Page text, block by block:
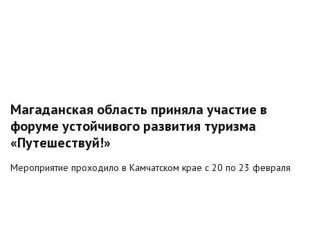
Магаданская область приняла участие в
форуме устойчивого развития туризма
«Путешествуй!»
Мероприятие проходило в Камчатском крае с 20 по 23 февраля